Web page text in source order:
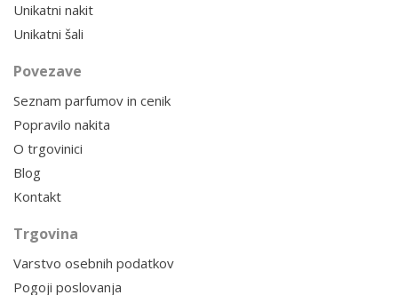
Unikatni nakit
Unikatni šali
Povezave
Seznam parfumov in cenik
Popravilo nakita
O trgovinici
Blog
Kontakt
Trgovina
Varstvo osebnih podatkov
Pogoji poslovanja